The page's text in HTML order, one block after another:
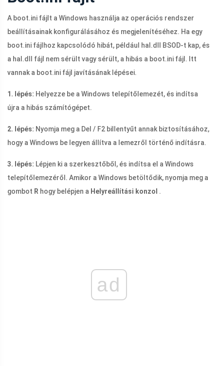
A boot.ini fájlt a Windows használja az operációs rendszer
beállításainak konfigurálásához és megjelenítéséhez. Ha egy
boot.ini fájlhoz kapcsolódó hibát, például hal.dll
BSOD-t kap, és
a hal.dll fájl nem sérült vagy sérült, a hibás a boot.ini fájl. Itt
vannak a boot.ini fájl javításának lépései.
1. lépés: Helyezze be a Windows telepítőlemezét, és indítsa
újra a hibás számítógépet.
2. lépés: Nyomja meg a Del / F2 billentyűt annak biztosításához,
hogy a Windows be legyen állítva a lemezről történő indításra.
3. lépés: Lépjen ki a szerkesztőből, és indítsa el a Windows
telepítőlemezéről. Amikor a Windows betöltődik, nyomja meg a
gombot R hogy belépjen a Helyreállítási konzol .
ad